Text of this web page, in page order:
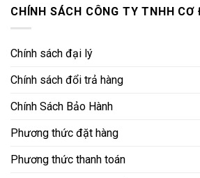
CHÍNH SÁCH CÔNG TY TNHH CƠ
Chính sách đại lý
Chính sách đổi trả hàng
Chính Sách Bảo Hành
Phương thức đặt hàng
Phương thức thanh toán